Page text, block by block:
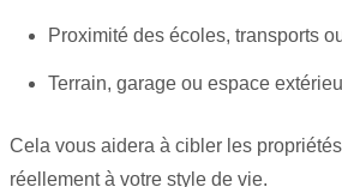
Proximité des écoles, transports
Terrain, garage ou espace
Cela vous aidera à cibler les
réellement à votre style de vie.